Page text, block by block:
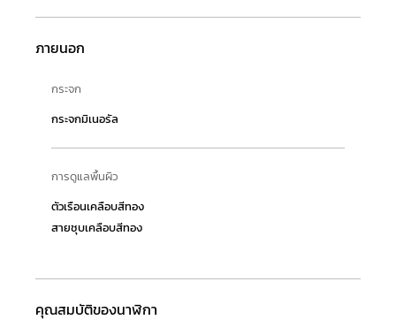
ภายนอก
กระจก
กระจกมิเนอรัล
การดูแลพื้นผิว
ตัวเรือนเคลือบสีทอง
สายชุบเคลือบสีทอง
คุณสมบัติของนาฬิกา